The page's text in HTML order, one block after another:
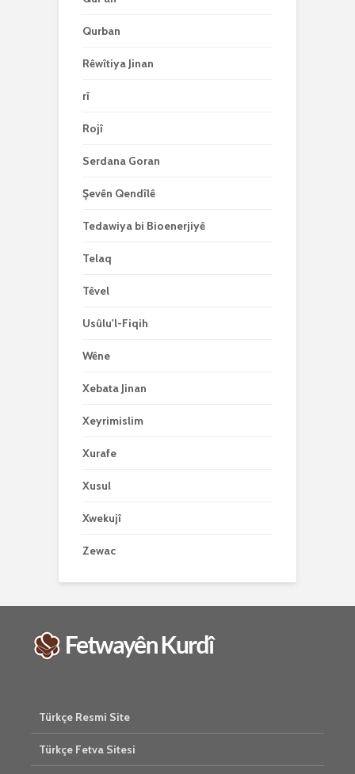
Qurban
Rêwîtiya Jinan
rî
Rojî
Serdana Goran
Şevên Qendîlê
Tedawiya bi Bioenerjiyê
Telaq
Têvel
Usûlu'l-Fiqih
Wêne
Xebata Jinan
Xeyrimislim
Xurafe
Xusul
Xwekujî
Zewac
Türkçe Resmi Site
Türkçe Fetva Sitesi